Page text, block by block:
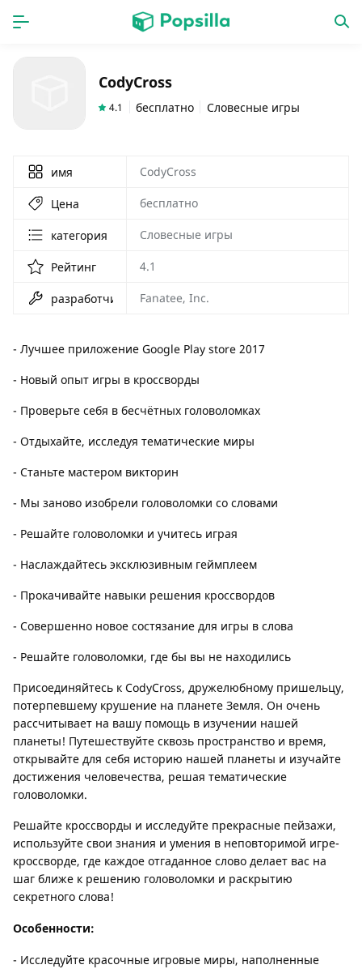
CodyCross
4.1 бесплатно Словесные игры
имя CodyCross
Цена бесплатно
категория Словесные игры
Рейтинг 4.1
разработчик Fanatee, Inc.
- Лучшее приложение Google Play store 2017
- Новый опыт игры в кроссворды
- Проверьте себя в бесчётных головоломках
- Отдыхайте, исследуя тематические миры
- Станьте мастером викторин
- Мы заново изобрели головоломки со словами
- Решайте головоломки и учитесь играя
- Наслаждайтесь эксклюзивным геймплеем
- Прокачивайте навыки решения кроссвордов
- Совершенно новое состязание для игры в слова
- Решайте головоломки, где бы вы не находились
Присоединяйтесь к CodyCross, дружелюбному пришельцу,
потерпевшему крушение на планете Земля. Он очень
рассчитывает на вашу помощь в изучении нашей
планеты! Путешествуйте сквозь пространство и время,
открывайте для себя историю нашей планеты и изучайте
достижения человечества, решая тематические
головоломки.
Решайте кроссворды и исследуйте прекрасные пейзажи,
используйте свои знания и умения в неповторимой игре-
кроссворде, где каждое отгаданное слово делает вас на
шаг ближе к решению головоломки и раскрытию
секретного слова!
Особенности:
- Исследуйте красочные игровые миры, наполненные